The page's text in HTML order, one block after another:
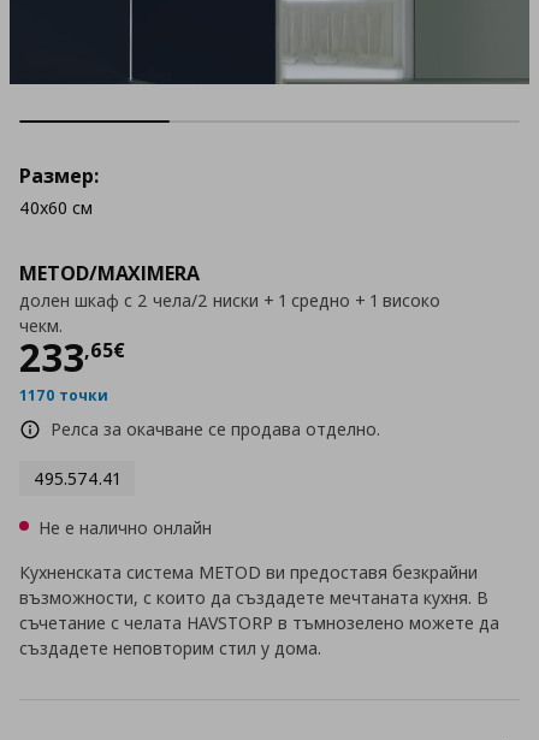
METOD/MAXIMERA
долен шкаф с 2 чела/2 ниски + 1 средно + 1 високо
чекм.
233,65€
Цена
1170 точки
Релса за окачване се продава отделно.
495.574.41
Размер:
40x60 см
Не е налично онлайн
Кухненската система METOD ви предоставя безкрайни
възможности, с които да създадете мечтаната кухня. В
съчетание с челата HAVSTORP в тъмнозелено можете да
създадете неповторим стил у дома.